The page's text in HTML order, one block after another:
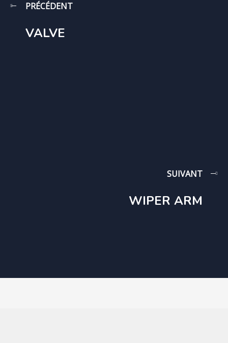
PRÉCÉDENT
VALVE
SUIVANT
WIPER ARM